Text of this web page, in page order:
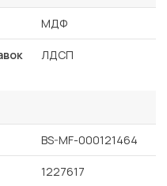
МДФ
ЛДСП
BS-MF-000121464
1227617